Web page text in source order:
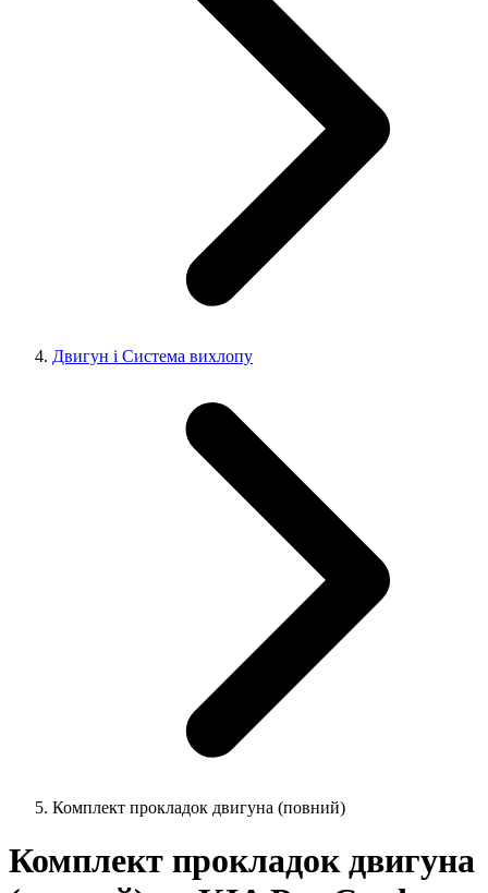
Двигун і Система вихлопу
Комплект прокладок двигуна (повний)
Комплект прокладок двигуна